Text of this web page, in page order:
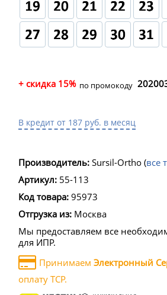
+ скидка 15% по промокоду
В кредит от 187 руб. в месяц
Производитель: Sursil-Ortho (все
Артикул: 55-113
Код товара: 95973
Отгрузка из: Москва
Мы предоставляем все
для ИПР.
Принимаем Электронный
оплату ТСР.